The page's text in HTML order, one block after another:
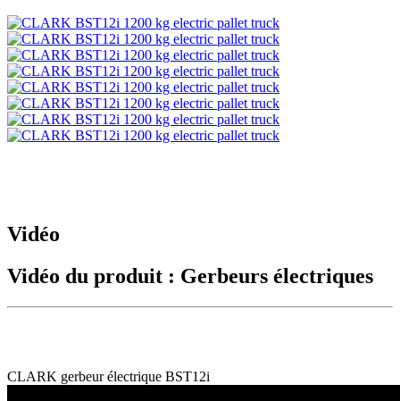
Vidéo
Vidéo du produit : Gerbeurs électriques
CLARK gerbeur électrique BST12i